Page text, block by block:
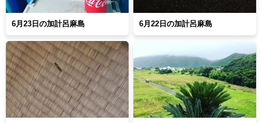
6月23日の加計呂麻島 6月22日の加計呂麻島